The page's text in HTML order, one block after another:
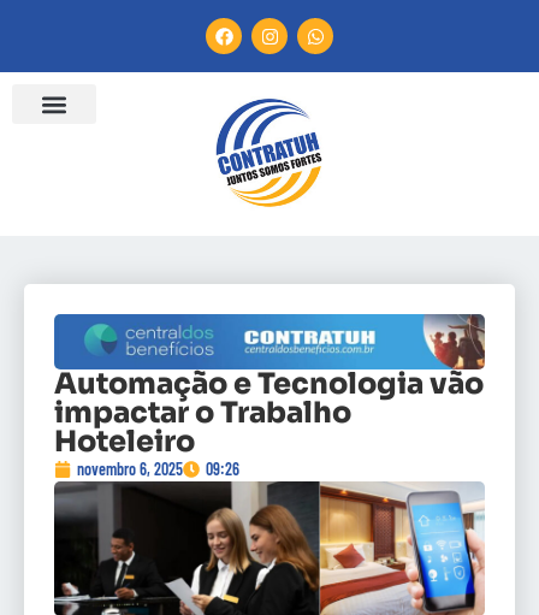
Automação e Tecnologia vão
impactar o Trabalho
Hoteleiro
novembro 6, 2025 09:26